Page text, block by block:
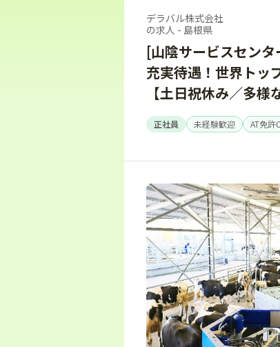
デラバル株式会社
の求人 - 島根県
[山陰サービスセンタ
充実待遇！世界トッ
【土日祝休み／多様
正社員 未経験歓迎 AT免許